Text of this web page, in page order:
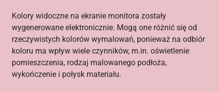
Kolory widoczne na ekranie monitora zostały
wygenerowane elektronicznie. Mogą one różnić się od
rzeczywistych kolorów wymalowań, ponieważ na odbiór
koloru ma wpływ wiele czynników, m.in. oświetlenie
pomieszczenia, rodzaj malowanego podłoża,
wykończenie i połysk materiału.